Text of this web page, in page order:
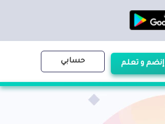
إنضم و تعلم حسابي